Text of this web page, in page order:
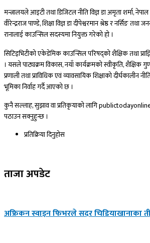
मन्त्रालयले आइटी तथा डिजिटल नीति विज्ञ डा अमृता शर्मा,
वीरेन्द्रराज पाण्डे, शिक्षा विज्ञ डा दीपेश्वरमान श्रेष्ठ र नर्सिङ तथा
रानालाई काउन्सिल सदस्यमा नियुक्त गरेको हो ।
सिटिइभिटीको एकेडेमिक काउन्सिल परिषद्को शैक्षिक तथा
। यसले पाठ्यक्रम विकास, नयाँ कार्यक्रमको स्वीकृति, शैक्षिक
प्रणाली तथा प्राविधिक एवं व्यावसायिक शिक्षाको दीर्घकालीन
भूमिका निर्वाह गर्दै आएको छ ।
कुनै सल्लाह, सुझाव वा प्रतिकृयाको लागि
पठाउन सक्नुहुन्छ ।
प्रतिक्रिया दिनुहोस​
ताजा अपडेट
अफ्रिकन स्वाइन फिभरले सदर चिडियाखानाका